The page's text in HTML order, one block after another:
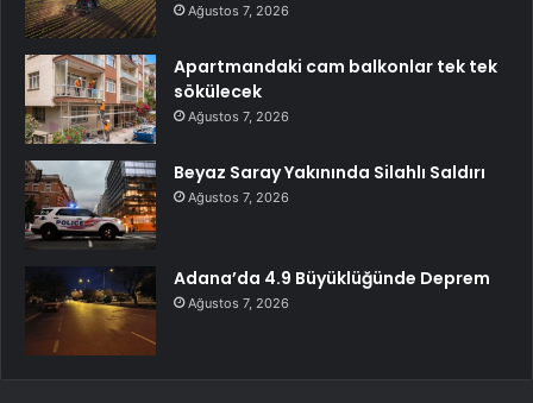
Ağustos 7, 2026
Apartmandaki cam balkonlar tek tek
sökülecek
Ağustos 7, 2026
Beyaz Saray Yakınında Silahlı Saldırı
Ağustos 7, 2026
Adana’da 4.9 Büyüklüğünde Deprem
Ağustos 7, 2026